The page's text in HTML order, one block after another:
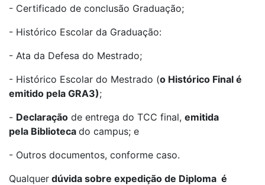
- Certificado de conclusão Graduação;
- Histórico Escolar da Graduação:
- Ata da Defesa do Mestrado;
- Histórico Escolar do Mestrado (o Histórico Final é
emitido pela GRA3);
- Declaração de entrega do TCC final, emitida
pela Biblioteca do campus; e
- Outros documentos, conforme caso.
Qualquer dúvida sobre expedição de Diploma é